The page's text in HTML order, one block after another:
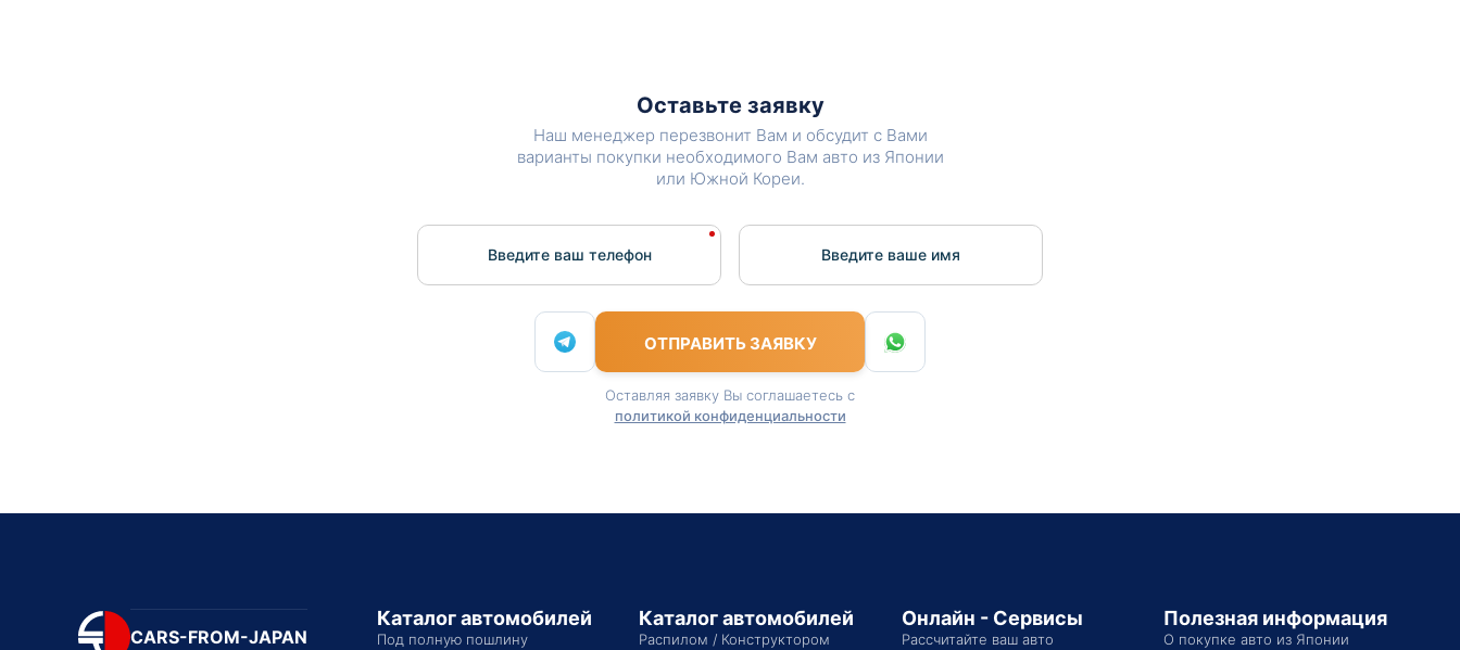
Оставьте заявку
Наш менеджер перезвонит Вам и обсудит с Вами
варианты покупки необходимого Вам авто из Японии
или Южной Кореи.
Введите ваш телефон Введите вашe имя
ОТПРАВИТЬ ЗАЯВКУ
Оставляя заявку Вы соглашаетесь с
политикой конфиденциальности
CARS-FROM-JAPAN
Каталог автомобилей
Под полную пошлину
Каталог автомобилей
Распилом / Конструктором
Онлайн - Сервисы
Рассчитайте ваш авто
Полезная информация
О покупке авто из Японии